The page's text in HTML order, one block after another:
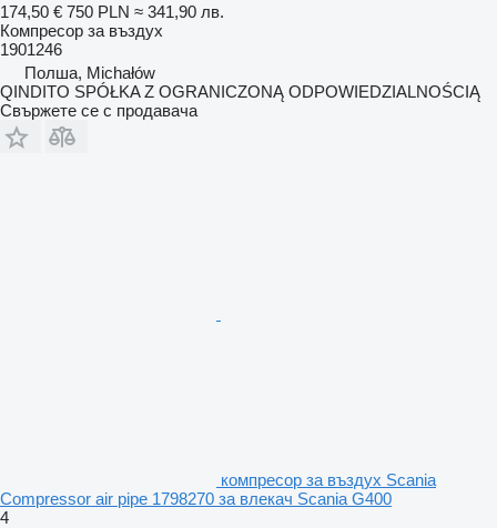
174,50 € 750 PLN ≈ 341,90 лв.
Компресор за въздух
1901246
Полша, Michałów
QINDITO SPÓŁKA Z OGRANICZONĄ ODPOWIEDZIALNOŚCIĄ
Свържете се с продавача
компресор за въздух Scania
Compressor air pipe 1798270 за влекач Scania G400
4